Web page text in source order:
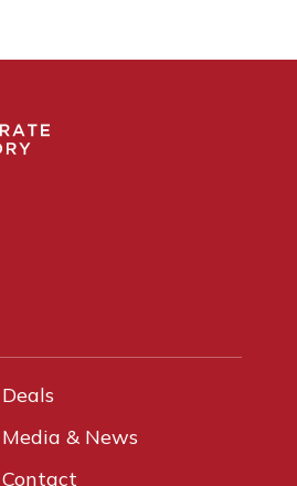
Deals
Media & News
Contact